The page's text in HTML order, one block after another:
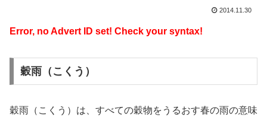
2014.11.30
Error, no Advert ID set! Check your syntax!
穀雨（こくう）
穀雨（こくう）は、すべての穀物をうるおす春の雨の意味